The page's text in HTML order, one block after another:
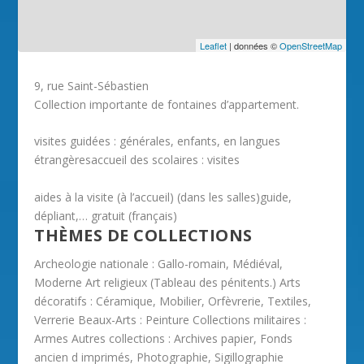
Leaflet| données ©OpenStreetMap
9, rue Saint-Sébastien
Collection importante de fontaines d’appartement.
visites guidées : générales, enfants, en langues
étrangèresaccueil des scolaires : visites
aides à la visite (à l’accueil) (dans les salles)guide,
dépliant,… gratuit (français)
THÈMES DE COLLECTIONS
Archeologie nationale : Gallo-romain, Médiéval,
Moderne Art religieux (Tableau des pénitents.) Arts
décoratifs : Céramique, Mobilier, Orfèvrerie, Textiles,
Verrerie Beaux-Arts : Peinture Collections militaires :
Armes Autres collections : Archives papier, Fonds
ancien d imprimés, Photographie, Sigillographie